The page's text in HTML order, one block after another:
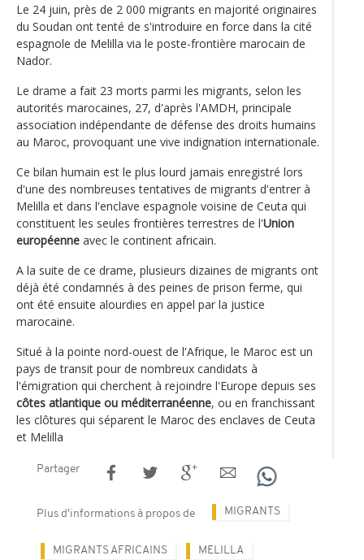
Le 24 juin, près de 2 000 migrants en majorité originaires
du Soudan ont tenté de s'introduire en force dans la cité
espagnole de Melilla via le poste-frontière marocain de
Nador.
Le drame a fait 23 morts parmi les migrants, selon les
autorités marocaines, 27, d'après l'AMDH, principale
association indépendante de défense des droits humains
au Maroc, provoquant une vive indignation internationale.
Ce bilan humain est le plus lourd jamais enregistré lors
d'une des nombreuses tentatives de migrants d'entrer à
Melilla et dans l'enclave espagnole voisine de Ceuta qui
constituent les seules frontières terrestres de l'Union
européenne avec le continent africain.
A la suite de ce drame, plusieurs dizaines de migrants ont
déjà été condamnés à des peines de prison ferme, qui
ont été ensuite alourdies en appel par la justice
marocaine.
Situé à la pointe nord-ouest de l'Afrique, le Maroc est un
pays de transit pour de nombreux candidats à
l'émigration qui cherchent à rejoindre l'Europe depuis ses
côtes atlantique ou méditerranéenne, ou en franchissant
les clôtures qui séparent le Maroc des enclaves de Ceuta
et Melilla
Partager
Plus d'informations à propos de MIGRANTS
MIGRANTS AFRICAINS MELILLA